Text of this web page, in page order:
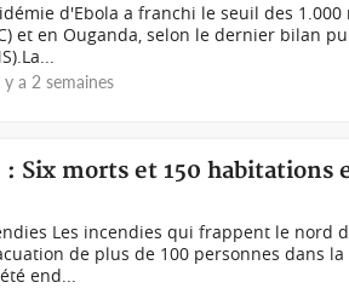
d'Ebola a franchi le seuil des
et en Ouganda, selon le dernier bilan
y a 2 semaines
Six morts et 150 habitations
Les incendies qui frappent le nord
de plus de 100 personnes dans
end...